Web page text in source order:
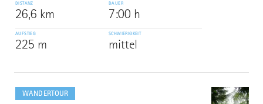
DISTANZ
26,6 km
DAUER
7:00 h
AUFSTIEG
225 m
SCHWIERIGKEIT
mittel
WANDERTOUR
dazu